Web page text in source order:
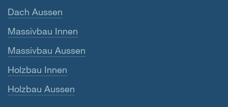
Dach Aussen
Massivbau Innen
Massivbau Aussen
Holzbau Innen
Holzbau Aussen